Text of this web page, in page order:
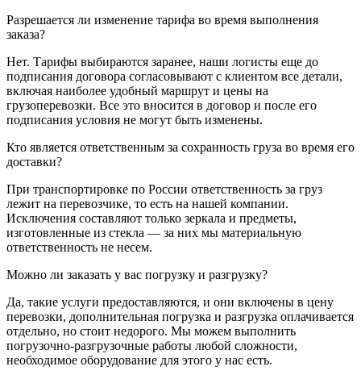
Разрешается ли изменение тарифа во время выполнения
заказа?
Нет. Тарифы выбираются заранее, наши логисты еще до
подписания договора согласовывают с клиентом все детали,
включая наиболее удобный маршрут и цены на
грузоперевозки. Все это вносится в договор и после его
подписания условия не могут быть изменены.
Кто является ответственным за сохранность груза во время его
доставки?
При транспортировке по России ответственность за груз
лежит на перевозчике, то есть на нашей компании.
Исключения составляют только зеркала и предметы,
изготовленные из стекла — за них мы материальную
ответственность не несем.
Можно ли заказать у вас погрузку и разгрузку?
Да, такие услуги предоставляются, и они включены в цену
перевозки, дополнительная погрузка и разгрузка оплачивается
отдельно, но стоит недорого. Мы можем выполнить
погрузочно-разгрузочные работы любой сложности,
необходимое оборудование для этого у нас есть.